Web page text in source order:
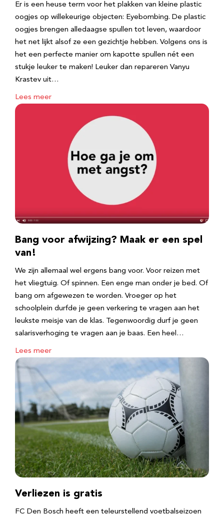
Er is een heuse term voor het plakken van kleine plastic
oogjes op willekeurige objecten: Eyebombing. De plastic
oogjes brengen alledaagse spullen tot leven, waardoor
het net lijkt alsof ze een gezichtje hebben. Volgens ons is
het een perfecte manier om kapotte spullen nét een
stukje leuker te maken! Leuker dan repareren Vanyu
Krastev uit…
Lees meer
Bang voor afwijzing? Maak er een spel
van!
We zijn allemaal wel ergens bang voor. Voor reizen met
het vliegtuig. Of spinnen. Een enge man onder je bed. Of
bang om afgewezen te worden. Vroeger op het
schoolplein durfde je geen verkering te vragen aan het
leukste meisje van de klas. Tegenwoordig durf je geen
salarisverhoging te vragen aan je baas. Een heel…
Lees meer
Verliezen is gratis
FC Den Bosch heeft een teleurstellend voetbalseizoen